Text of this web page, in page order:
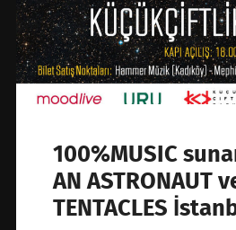
100%MUSIC
AN ASTRONAUT
TENTACLES